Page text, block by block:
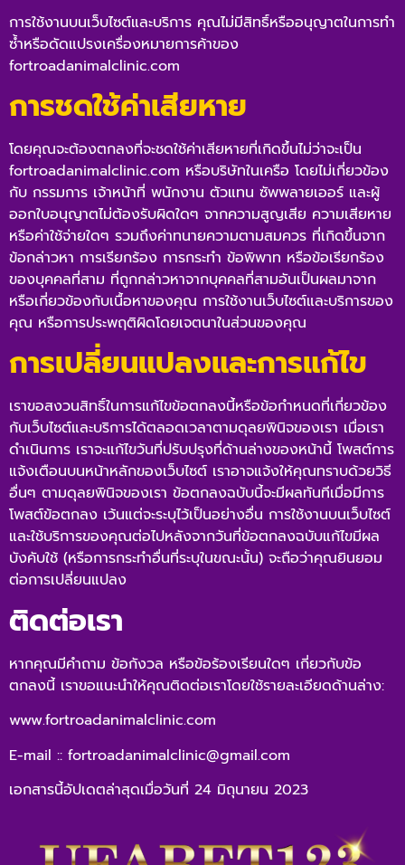
การใช้งานบนเว็บไซต์และบริการ คุณไม่มีสิทธิ์หรืออนุญาตในการทำ
ซ้ำหรือดัดแปรงเครื่องหมายการค้าของ
fortroadanimalclinic.com
การชดใช้ค่าเสียหาย
โดยคุณจะต้องตกลงที่จะชดใช้ค่าเสียหายที่เกิดขึ้นไม่ว่าจะเป็น
fortroadanimalclinic.com หรือบริษัทในเครือ โดยไม่เกี่ยวข้อง
กับ กรรมการ เจ้าหน้าที่ พนักงาน ตัวแทน ซัพพลายเออร์ และผู้
ออกใบอนุญาตไม่ต้องรับผิดใดๆ จากความสูญเสีย ความเสียหาย
หรือค่าใช้จ่ายใดๆ รวมถึงค่าทนายความตามสมควร ที่เกิดขึ้นจาก
ข้อกล่าวหา การเรียกร้อง การกระทำ ข้อพิพาท หรือข้อเรียกร้อง
ของบุคคลที่สาม ที่ถูกกล่าวหาจากบุคคลที่สามอันเป็นผลมาจาก
หรือเกี่ยวข้องกับเนื้อหาของคุณ การใช้งานเว็บไซต์และบริการของ
คุณ หรือการประพฤติผิดโดยเจตนาในส่วนของคุณ
การเปลี่ยนแปลงและการแก้ไข
เราขอสงวนสิทธิ์ในการแก้ไขข้อตกลงนี้หรือข้อกำหนดที่เกี่ยวข้อง
กับเว็บไซต์และบริการได้ตลอดเวลาตามดุลยพินิจของเรา เมื่อเรา
ดำเนินการ เราจะแก้ไขวันที่ปรับปรุงที่ด้านล่างของหน้านี้ โพสต์การ
แจ้งเตือนบนหน้าหลักของเว็บไซต์ เราอาจแจ้งให้คุณทราบด้วยวิธี
อื่นๆ ตามดุลยพินิจของเรา ข้อตกลงฉบับนี้จะมีผลทันทีเมื่อมีการ
โพสต์ข้อตกลง เว้นแต่จะระบุไว้เป็นอย่างอื่น การใช้งานบนเว็บไซต์
และใช้บริการของคุณต่อไปหลังจากวันที่ข้อตกลงฉบับแก้ไขมีผล
บังคับใช้ (หรือการกระทำอื่นที่ระบุในขณะนั้น) จะถือว่าคุณยินยอม
ต่อการเปลี่ยนแปลง
ติดต่อเรา
หากคุณมีคำถาม ข้อกังวล หรือข้อร้องเรียนใดๆ เกี่ยวกับข้อ
ตกลงนี้ เราขอแนะนำให้คุณติดต่อเราโดยใช้รายละเอียดด้านล่าง:
www.fortroadanimalclinic.com
E-mail :: fortroadanimalclinic@gmail.com
เอกสารนี้อัปเดตล่าสุดเมื่อวันที่ 24 มิถุนายน 2023